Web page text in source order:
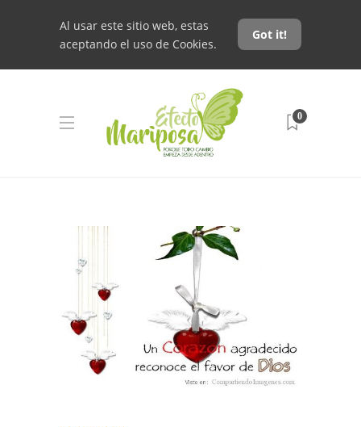
Al usar este sitio web, estas
aceptando el uso de Cookies.
Got it!
0